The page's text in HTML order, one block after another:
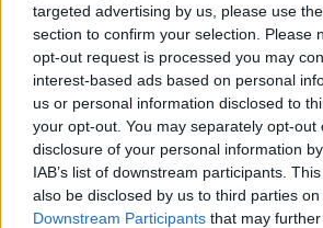
targeted advertising by us, please use
section to confirm your selection. Please
opt-out request is processed you may
interest-based ads based on personal
us or personal information disclosed to
your opt-out. You may separately opt-out
disclosure of your personal information
IAB’s list of downstream participants.
also be disclosed by us to third parties on
Downstream Participants that may